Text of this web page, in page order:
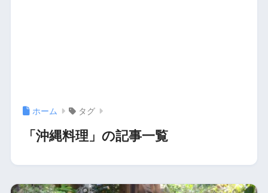
ホーム タグ
「沖縄料理」の記事一覧